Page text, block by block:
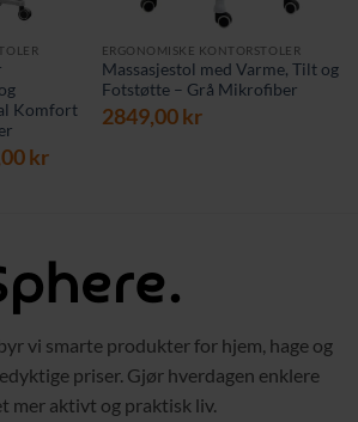
Komfort
krNåværende
ERGONOMISKE KONTORSTOLER
Massasjestol med Varme, Tilt og
Fotstøtte – Grå Mikrofiber
2849,00kr
vi smarte produkter for hjem, hage og
priser. Gjør hverdagen enklere
mer aktivt og praktisk liv.